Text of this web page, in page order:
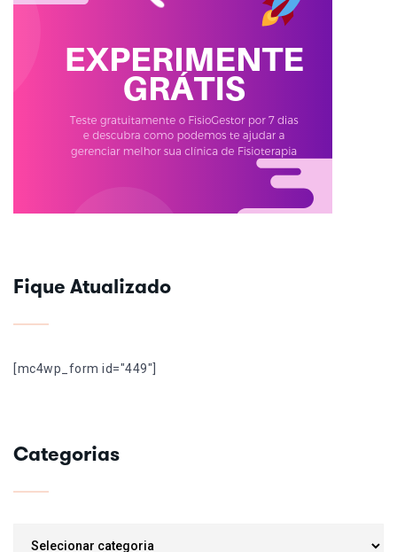
Fique Atualizado
[mc4wp_form id="449"]
Categorias